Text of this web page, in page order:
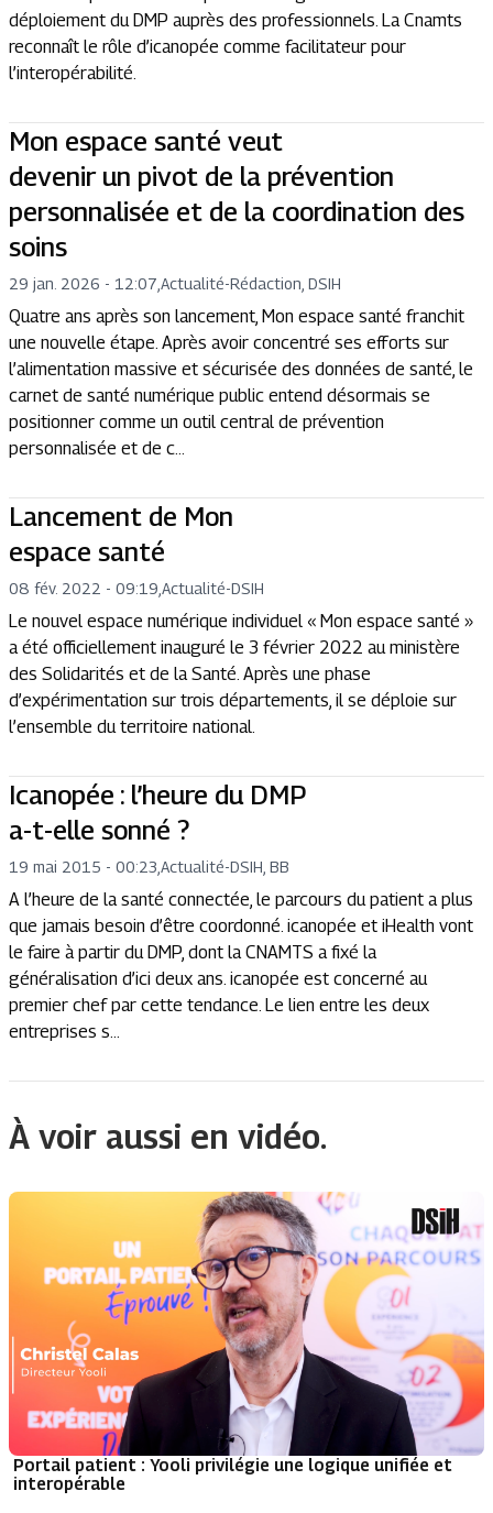
déploiement du DMP auprès des professionnels. La Cnamts
reconnaît le rôle d’icanopée comme facilitateur pour
l’interopérabilité.
Mon espace santé veut
devenir un pivot de la prévention
personnalisée et de la coordination des
soins
29 jan. 2026 - 12:07 Actualité-Rédaction, DSIH
Quatre ans après son lancement, Mon espace santé franchit
une nouvelle étape. Après avoir concentré ses efforts sur
l’alimentation massive et sécurisée des données de santé, le
carnet de santé numérique public entend désormais se
positionner comme un outil central de prévention
personnalisée et de c...
Lancement de Mon
espace santé
08 fév. 2022 - 09:19 Actualité-DSIH
Le nouvel espace numérique individuel « Mon espace santé »
a été officiellement inauguré le 3 février 2022 au ministère
des Solidarités et de la Santé. Après une phase
d’expérimentation sur trois départements, il se déploie sur
l’ensemble du territoire national.
Icanopée : l’heure du DMP
a-t-elle sonné ?
19 mai 2015 - 00:23 Actualité-DSIH, BB
A l’heure de la santé connectée, le parcours du patient a plus
que jamais besoin d’être coordonné. icanopée et iHealth vont
le faire à partir du DMP, dont la CNAMTS a fixé la
généralisation d’ici deux ans. icanopée est concerné au
premier chef par cette tendance. Le lien entre les deux
entreprises s...
À voir aussi en vidéo.
Portail patient : Yooli privilégie une logique unifiée et
interopérable